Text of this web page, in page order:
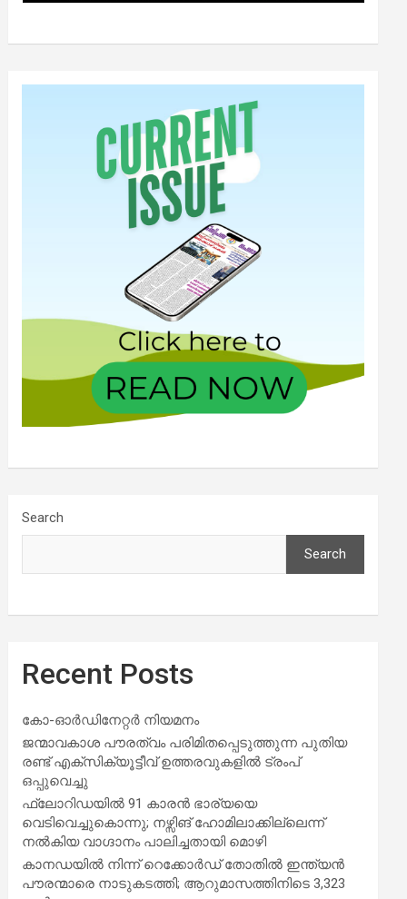
Search
Search
Recent Posts
കോ-ഓർഡിനേറ്റർ നിയമനം
ജന്മാവകാശ പൗരത്വം പരിമിതപ്പെടുത്തുന്ന പുതിയ
രണ്ട് എക്സിക്യൂട്ടീവ് ഉത്തരവുകളിൽ ട്രംപ്
ഒപ്പുവെച്ചു
ഫ്ലോറിഡയിൽ 91 കാരൻ ഭാര്യയെ
വെടിവെച്ചുകൊന്നു; നഴ്സിങ് ഹോമിലാക്കില്ലെന്ന്
നൽകിയ വാഗ്ദാനം പാലിച്ചതായി മൊഴി
കാനഡയിൽ നിന്ന് റെക്കോർഡ് തോതിൽ ഇന്ത്യൻ
പൗരന്മാരെ നാടുകടത്തി; ആറുമാസത്തിനിടെ 3,323